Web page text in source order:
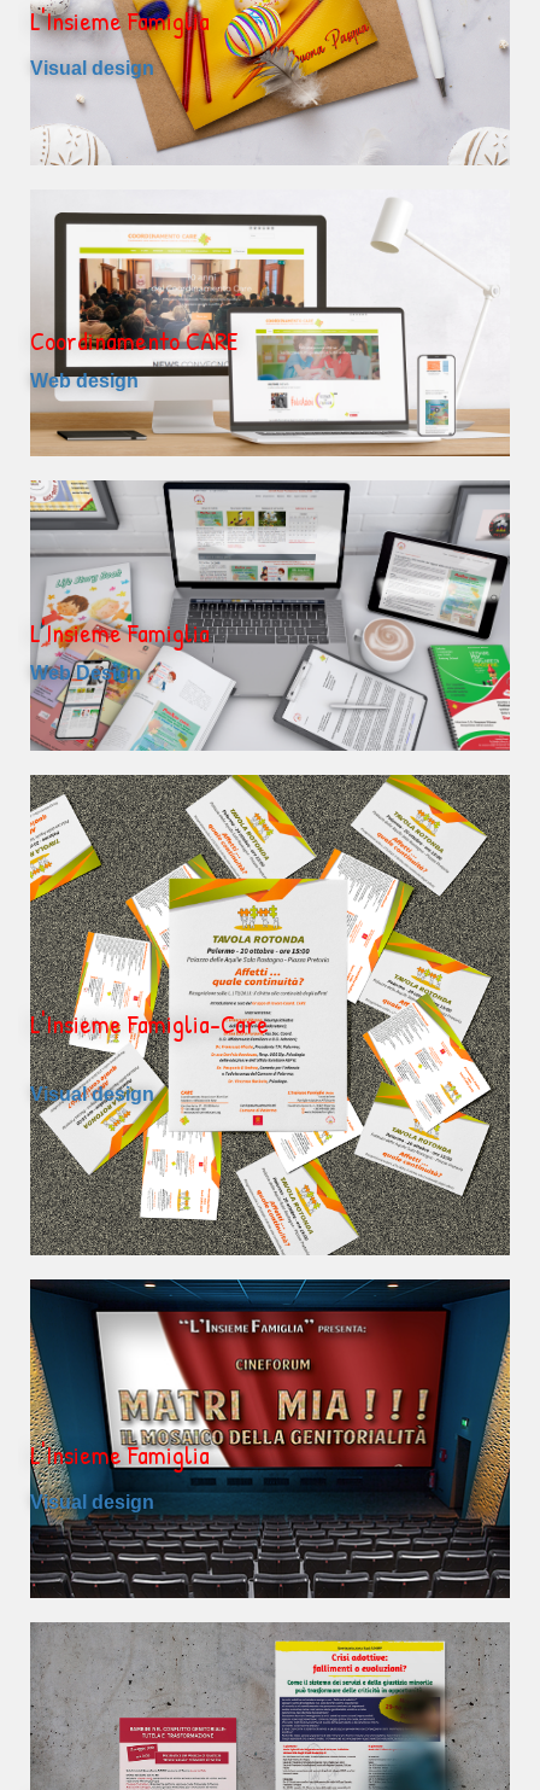
L'Insieme Famiglia
Visual design
Coordinamento CARE
Web design
L'Insieme Famiglia
Web Design
L'Insieme Famiglia-Care
Visual design
L'Insieme Famiglia
Visual design